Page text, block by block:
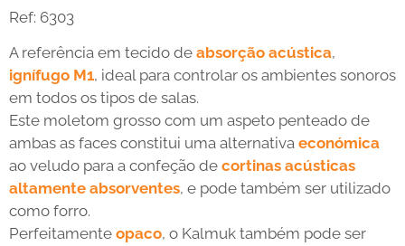
Ref: 6303
A referência em tecido de absorção acústica,
ignífugo M1, ideal para controlar os ambientes sonoros
em todos os tipos de salas.
Este moletom grosso com um aspeto penteado de
ambas as faces constitui uma alternativa económica
ao veludo para a confeção de cortinas acústicas
altamente absorventes, e pode também ser utilizado
como forro.
Perfeitamente opaco, o Kalmuk também pode ser